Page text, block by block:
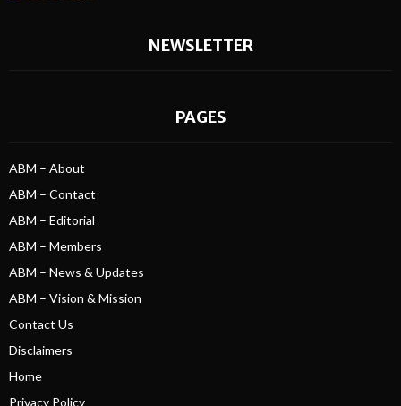
NEWSLETTER
PAGES
ABM – About
ABM – Contact
ABM – Editorial
ABM – Members
ABM – News & Updates
ABM – Vision & Mission
Contact Us
Disclaimers
Home
Privacy Policy